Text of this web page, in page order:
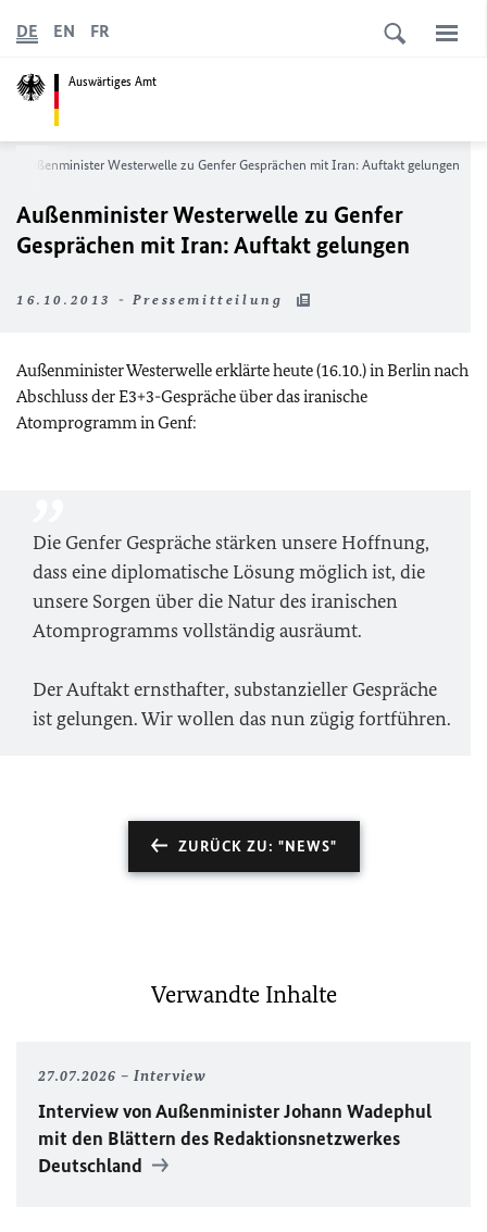
Auswärtiges Amt
DE EN FR
Außenminister Westerwelle zu Genfer Gesprächen mit Iran: Auftakt gelungen
Außenminister Westerwelle zu Genfer
Gesprächen mit Iran: Auftakt gelungen
16.10.2013 - Pressemitteilung
Außenminister Westerwelle erklärte heute (16.10.) in Berlin nach
Abschluss der E3+3-Gespräche über das iranische
Atomprogramm in Genf:
Die Genfer Gespräche stärken unsere Hoffnung,
dass eine diplomatische Lösung möglich ist, die
unsere Sorgen über die Natur des iranischen
Atomprogramms vollständig ausräumt.
Der Auftakt ernsthafter, substanzieller Gespräche
ist gelungen. Wir wollen das nun zügig fortführen.
ZURÜCK ZU: "NEWS"
Verwandte Inhalte
27.07.2026 Interview
Interview von Außenminister Johann Wadephul
mit den Blättern des Redaktionsnetzwerkes
Deutschland